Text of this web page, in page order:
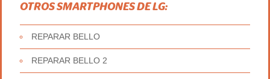
OTROS SMARTPHONES DE LG:
REPARAR BELLO
REPARAR BELLO 2